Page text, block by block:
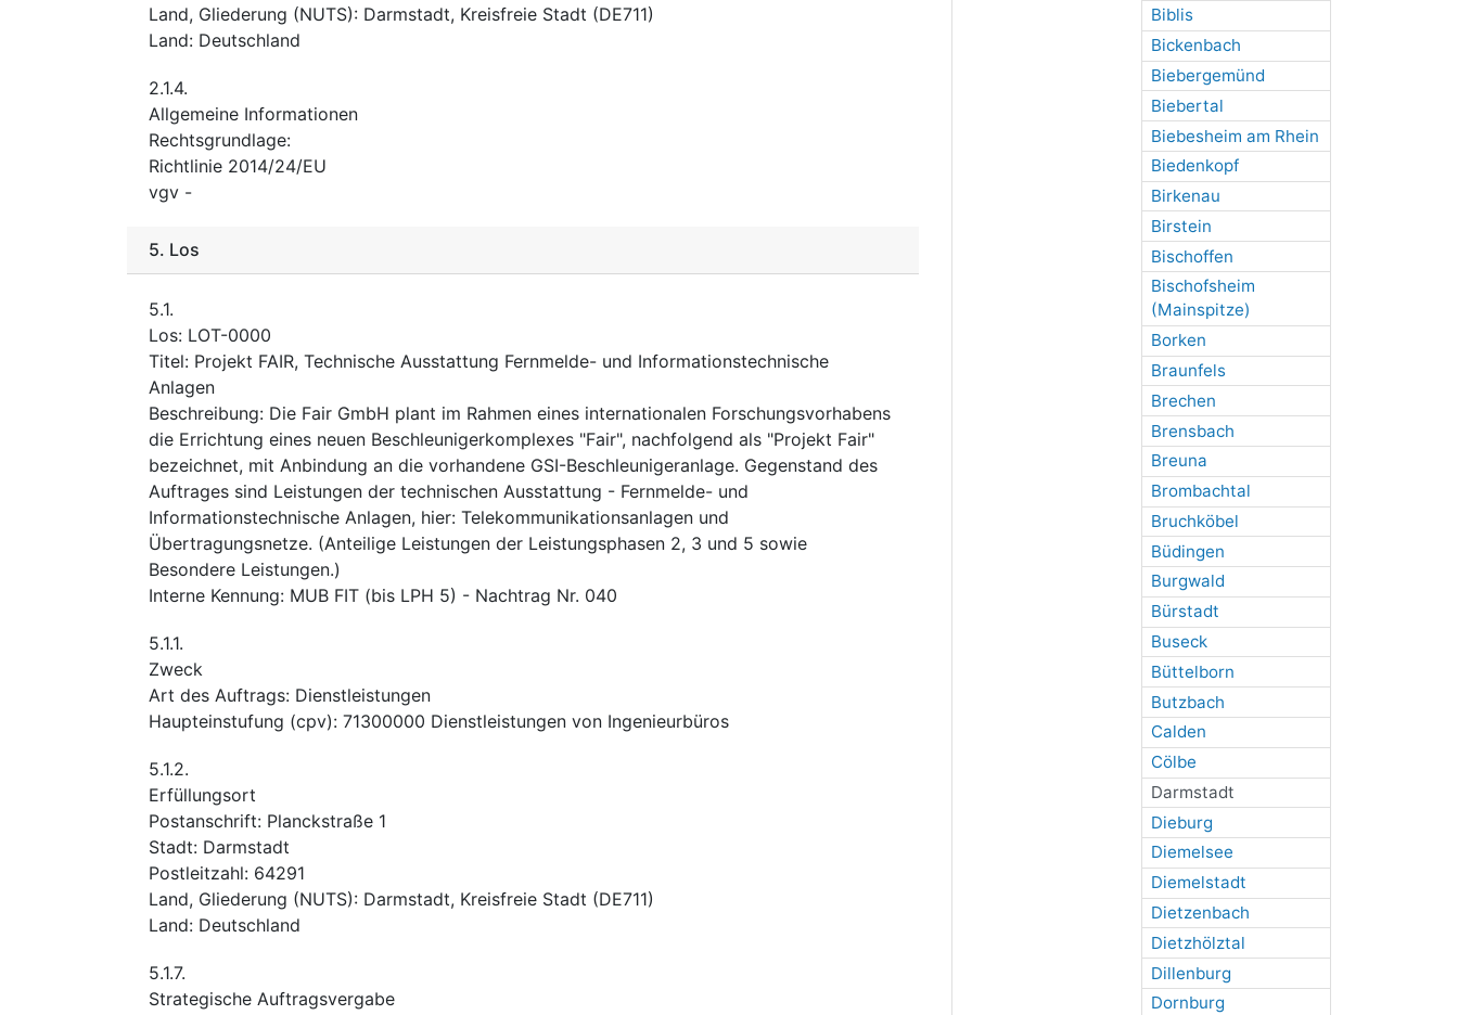
Biblis
Bickenbach
Biebergemünd
Biebertal
Biebesheim am Rhein
Biedenkopf
Birkenau
Birstein
Bischoffen
Bischofsheim
(Mainspitze)
Borken
Braunfels
Brechen
Brensbach
Breuna
Brombachtal
Bruchköbel
Büdingen
Burgwald
Bürstadt
Buseck
Büttelborn
Butzbach
Calden
Cölbe
Darmstadt
Dieburg
Diemelsee
Diemelstadt
Dietzenbach
Dietzhölztal
Dillenburg
Dornburg
Land, Gliederung (NUTS): Darmstadt, Kreisfreie Stadt (DE711)
Land: Deutschland
2.1.4.
Allgemeine Informationen
Rechtsgrundlage:
Richtlinie 2014/24/EU
vgv -
5. Los
5.1.
Los: LOT-0000
Titel: Projekt FAIR, Technische Ausstattung Fernmelde- und Informationstechnische
Anlagen
Beschreibung: Die Fair GmbH plant im Rahmen eines internationalen Forschungsvorhabens
die Errichtung eines neuen Beschleunigerkomplexes "Fair", nachfolgend als "Projekt Fair"
bezeichnet, mit Anbindung an die vorhandene GSI-Beschleunigeranlage. Gegenstand des
Auftrages sind Leistungen der technischen Ausstattung - Fernmelde- und
Informationstechnische Anlagen, hier: Telekommunikationsanlagen und
Übertragungsnetze. (Anteilige Leistungen der Leistungsphasen 2, 3 und 5 sowie
Besondere Leistungen.)
Interne Kennung: MUB FIT (bis LPH 5) - Nachtrag Nr. 040
5.1.1.
Zweck
Art des Auftrags: Dienstleistungen
Haupteinstufung (cpv): 71300000 Dienstleistungen von Ingenieurbüros
5.1.2.
Erfüllungsort
Postanschrift: Planckstraße 1
Stadt: Darmstadt
Postleitzahl: 64291
Land, Gliederung (NUTS): Darmstadt, Kreisfreie Stadt (DE711)
Land: Deutschland
5.1.7.
Strategische Auftragsvergabe